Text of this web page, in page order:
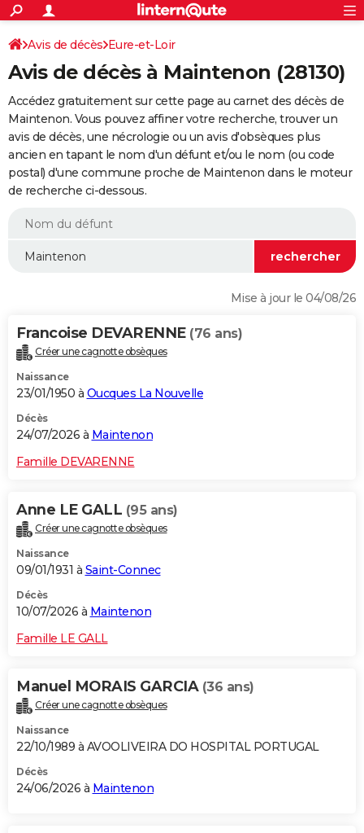
ACTUALITÉS
Politique
Société
Faits Divers
Education
Monde
Villes
+
SPORT
Coupe du monde 2026
Football
Tennis
Cyclisme
Rugby
Forum
Programme TV
TNTStreaming
Cinéma
Sorties cinéma
Musique
+
FINANCE
Retraite
Impôts
Epargne
Immobilier
Risques naturels par ville
Banque
Assurance
Crédit
AUTO
Essais
Réserver un essai
Citadines
Berlines
SUV
Forum auto
+
HIGH-TECH
BRICOLAGE
WEEK-END
Alimentation
Guide de la santé
Maladies
Médicaments
Sommeil
VOYAGE
Destinations
City break
Voyage nature
Voyage de noces
Forum
Climat
+PHOTO
GUIDES D'ACHAT
Carte de Noël
Carte Bonne année
Carte Saint-Valentin
Carte Pâques
Carte d'anniversaire
DICTIONNAIRE
Dictionnaire
Biographies
Citations
Expressions
Proverbes
PROGRAMME TV
S'inscrire
Se connecter
Lycées
Collèges
Primaires
Universités
Entreprises
Service militaire
Avis de recherche
AVIS DE DÉCÈS
FORUM
S'inscrire
Connexion
Avis de décès Eure-et-Loir
Avis de décès à Maintenon (28130)
Accédez gratuitement sur cette page au carnet des décès de
Maintenon. Vous pouvez affiner votre recherche, trouver un
avis de décès, une nécrologie ou un avis d'obsèques plus
ancien en tapant le nom d'un défunt et/ou le nom (ou code
postal) d'une commune proche de Maintenon dans le moteur
de recherche ci-dessous.
Mise à jour le 04/08/26
Francoise DEVARENNE (76 ans)
Créer une cagnotte obsèques
Naissance
23/01/1950 à Oucques La Nouvelle
Décès
24/07/2026 à Maintenon
Famille DEVARENNE
Anne LE GALL (95 ans)
Créer une cagnotte obsèques
Naissance
09/01/1931 à Saint-Connec
Décès
10/07/2026 à Maintenon
Famille LE GALL
Manuel MORAIS GARCIA (36 ans)
Créer une cagnotte obsèques
Naissance
22/10/1989 à AVOOLIVEIRA DO HOSPITAL PORTUGAL
Décès
24/06/2026 à Maintenon